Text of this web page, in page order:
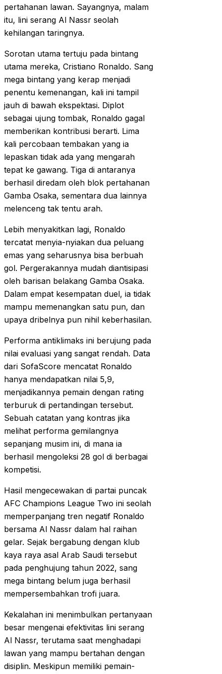
pertahanan lawan. Sayangnya, malam
itu, lini serang Al Nassr seolah
kehilangan taringnya.
Sorotan utama tertuju pada bintang
utama mereka, Cristiano Ronaldo. Sang
mega bintang yang kerap menjadi
penentu kemenangan, kali ini tampil
jauh di bawah ekspektasi. Diplot
sebagai ujung tombak, Ronaldo gagal
memberikan kontribusi berarti. Lima
kali percobaan tembakan yang ia
lepaskan tidak ada yang mengarah
tepat ke gawang. Tiga di antaranya
berhasil diredam oleh blok pertahanan
Gamba Osaka, sementara dua lainnya
melenceng tak tentu arah.
Lebih menyakitkan lagi, Ronaldo
tercatat menyia-nyiakan dua peluang
emas yang seharusnya bisa berbuah
gol. Pergerakannya mudah diantisipasi
oleh barisan belakang Gamba Osaka.
Dalam empat kesempatan duel, ia tidak
mampu memenangkan satu pun, dan
upaya dribelnya pun nihil keberhasilan.
Performa antiklimaks ini berujung pada
nilai evaluasi yang sangat rendah. Data
dari SofaScore mencatat Ronaldo
hanya mendapatkan nilai 5,9,
menjadikannya pemain dengan rating
terburuk di pertandingan tersebut.
Sebuah catatan yang kontras jika
melihat performa gemilangnya
sepanjang musim ini, di mana ia
berhasil mengoleksi 28 gol di berbagai
kompetisi.
Hasil mengecewakan di partai puncak
AFC Champions League Two ini seolah
memperpanjang tren negatif Ronaldo
bersama Al Nassr dalam hal raihan
gelar. Sejak bergabung dengan klub
kaya raya asal Arab Saudi tersebut
pada penghujung tahun 2022, sang
mega bintang belum juga berhasil
mempersembahkan trofi juara.
Kekalahan ini menimbulkan pertanyaan
besar mengenai efektivitas lini serang
Al Nassr, terutama saat menghadapi
lawan yang mampu bertahan dengan
disiplin. Meskipun memiliki pemain-